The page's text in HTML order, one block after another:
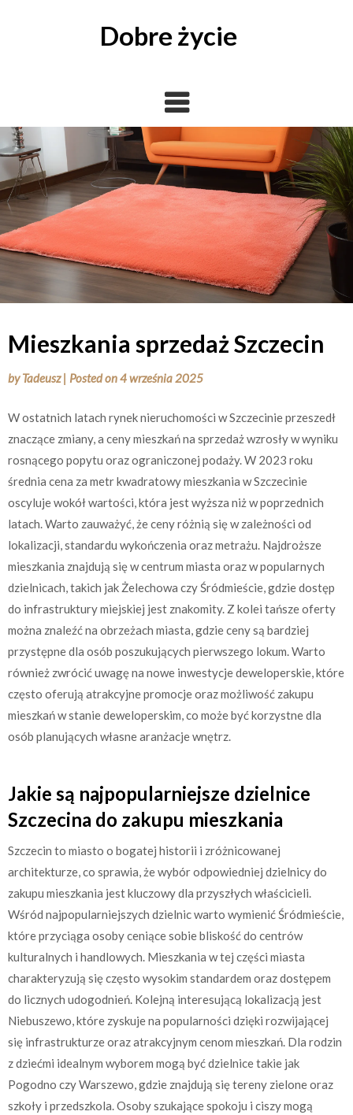
Dobre życie
Mieszkania sprzedaż Szczecin
byTadeusz | Posted on4 września 2025
W ostatnich latach rynek nieruchomości w Szczecinie przeszedł
znaczące zmiany, a ceny mieszkań na sprzedaż wzrosły w wyniku
rosnącego popytu oraz ograniczonej podaży. W 2023 roku
średnia cena za metr kwadratowy mieszkania w Szczecinie
oscyluje wokół wartości, która jest wyższa niż w poprzednich
latach. Warto zauważyć, że ceny różnią się w zależności od
lokalizacji, standardu wykończenia oraz metrażu. Najdroższe
mieszkania znajdują się w centrum miasta oraz w popularnych
dzielnicach, takich jak Żelechowa czy Śródmieście, gdzie dostęp
do infrastruktury miejskiej jest znakomity. Z kolei tańsze oferty
można znaleźć na obrzeżach miasta, gdzie ceny są bardziej
przystępne dla osób poszukujących pierwszego lokum. Warto
również zwrócić uwagę na nowe inwestycje deweloperskie, które
często oferują atrakcyjne promocje oraz możliwość zakupu
mieszkań w stanie deweloperskim, co może być korzystne dla
osób planujących własne aranżacje wnętrz.
Jakie są najpopularniejsze dzielnice
Szczecina do zakupu mieszkania
Szczecin to miasto o bogatej historii i zróżnicowanej
architekturze, co sprawia, że wybór odpowiedniej dzielnicy do
zakupu mieszkania jest kluczowy dla przyszłych właścicieli.
Wśród najpopularniejszych dzielnic warto wymienić Śródmieście,
które przyciąga osoby ceniące sobie bliskość do centrów
kulturalnych i handlowych. Mieszkania w tej części miasta
charakteryzują się często wysokim standardem oraz dostępem
do licznych udogodnień. Kolejną interesującą lokalizacją jest
Niebuszewo, które zyskuje na popularności dzięki rozwijającej
się infrastrukturze oraz atrakcyjnym cenom mieszkań. Dla rodzin
z dziećmi idealnym wyborem mogą być dzielnice takie jak
Pogodno czy Warszewo, gdzie znajdują się tereny zielone oraz
szkoły i przedszkola. Osoby szukające spokoju i ciszy mogą